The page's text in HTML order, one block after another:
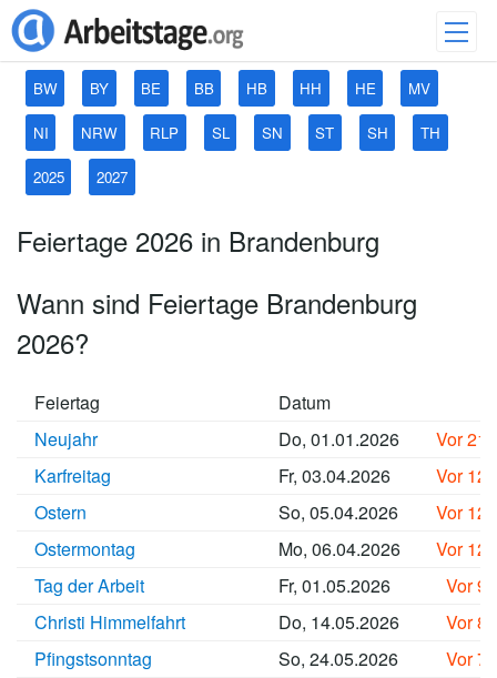
BW BY BE BB HB HH HE MV
NI NRW RLP SL SN ST SH TH
2025 2027
Feiertage 2026 in Brandenburg
Wann sind Feiertage Brandenburg
2026?
Feiertag
Datum
Neujahr
Do, 01.01.2026
Vor
Karfreitag
Fr, 03.04.2026
Vor
Ostern
So, 05.04.2026
Vor
Ostermontag
Mo, 06.04.2026
Vor
Tag der Arbeit
Fr, 01.05.2026
Vor
Christi Himmelfahrt
Do, 14.05.2026
Vor
Pfingstsonntag
So, 24.05.2026
Vor